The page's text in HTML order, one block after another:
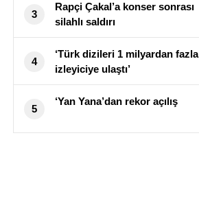
3
Rapçi Çakal’a konser sonrası
silahlı saldırı
4
‘Türk dizileri 1 milyardan fazla
izleyiciye ulaştı’
5
‘Yan Yana’dan rekor açılış